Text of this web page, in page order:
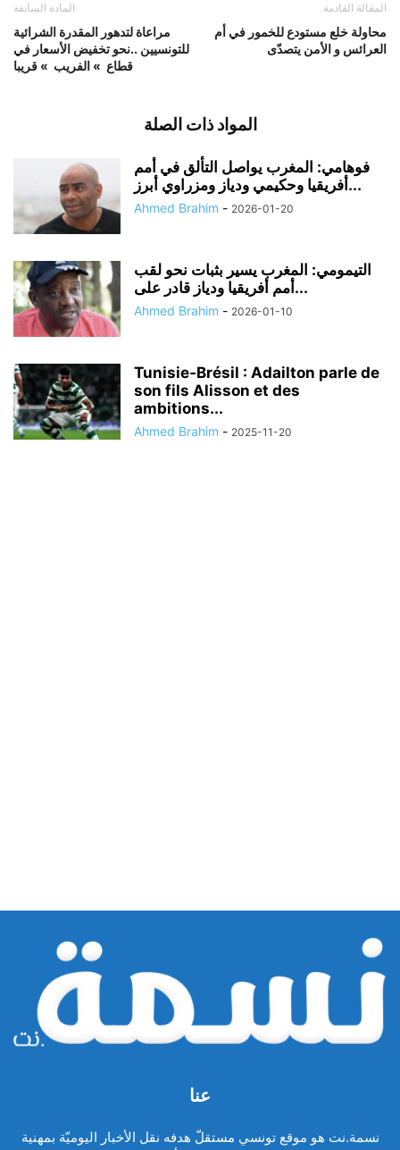
المادة السابقة
مراعاة لتدهور المقدرة الشرائية
للتونسيين ..نحو تخفيض الأسعار في
قطاع » الفريب » قريبا
المقالة القادمة
محاولة خلع مستودع للخمور في أم
العرائس و الأمن يتصدّى
المواد ذات الصلة
فوهامي: المغرب يواصل التألق في أمم
أفريقيا وحكيمي ودياز ومزراوي أبرز...
Ahmed Brahim - 2026-01-20
التيمومي: المغرب يسير بثبات نحو لقب
أمم أفريقيا ودياز قادر على...
Ahmed Brahim - 2026-01-10
Tunisie‑Brésil : Adailton parle de
son fils Alisson et des
ambitions...
Ahmed Brahim - 2025-11-20
عنا
نسمة.نت هو موقع تونسي مستقلّ هدفه نقل الأخبار اليوميّة بمهنية